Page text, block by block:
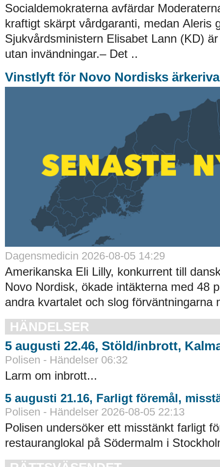
Socialdemokraterna avfärdar
kraftigt skärpt vårdgaranti, medan Aleris
Sjukvårdsministern Elisabet Lann (KD)
utan invändningar.– Det ..
Vinstlyft för Novo Nordisks
Dagensmedicin 2026-08-05 14:29
Amerikanska Eli Lilly, konkurrent till
Novo Nordisk, ökade intäkterna med 48
andra kvartalet och slog förväntningarna
HÄNDELSER
5 augusti 22.46, Stöld/inbrott,
Polisen - Händelser 06:32
Larm om inbrott...
5 augusti 21.16, Farligt föremål,
Polisen - Händelser 2026-08-05 22:13
Polisen undersöker ett misstänkt farligt
restauranglokal på Södermalm i